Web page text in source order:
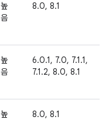
높
음
8.0, 8.1
높
음
6.0.1, 7.0, 7.1.1,
7.1.2, 8.0, 8.1
높
8.0, 8.1